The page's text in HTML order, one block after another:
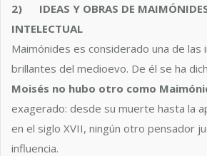
2) IDEAS Y OBRAS DE
INTELECTUAL
Maimónides es considerado una de las
brillantes del medioevo. De él se ha
Moisés no hubo otro como
exagerado: desde su muerte hasta la
en el siglo XVII, ningún otro pensador
influencia.